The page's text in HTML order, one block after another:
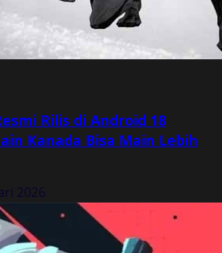
Rilis di Android 18
Kanada Bisa Main Lebih
2026